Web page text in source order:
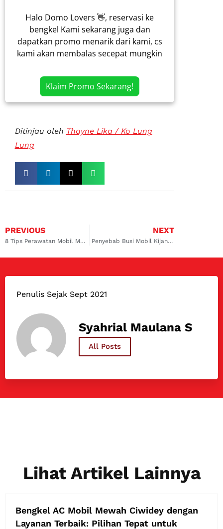
Halo Domo Lovers 👋, reservasi ke
bengkel Kami sekarang juga dan
dapatkan promo menarik dari kami, cs
kami akan membalas secepat mungkin
Klaim Promo Sekarang!
Ditinjau oleh Thayne Lika / Ko Lung
Lung
PREVIOUS
8 Tips Perawatan Mobil Matic setelah 10 Tahun
NEXT
Penyebab Busi Mobil Kijang Basah Oli, Solusi dan Pencegahan!
Penulis Sejak Sept 2021
Syahrial Maulana S
All Posts
Lihat Artikel Lainnya
Bengkel AC Mobil Mewah Ciwidey dengan
Layanan Terbaik: Pilihan Tepat untuk